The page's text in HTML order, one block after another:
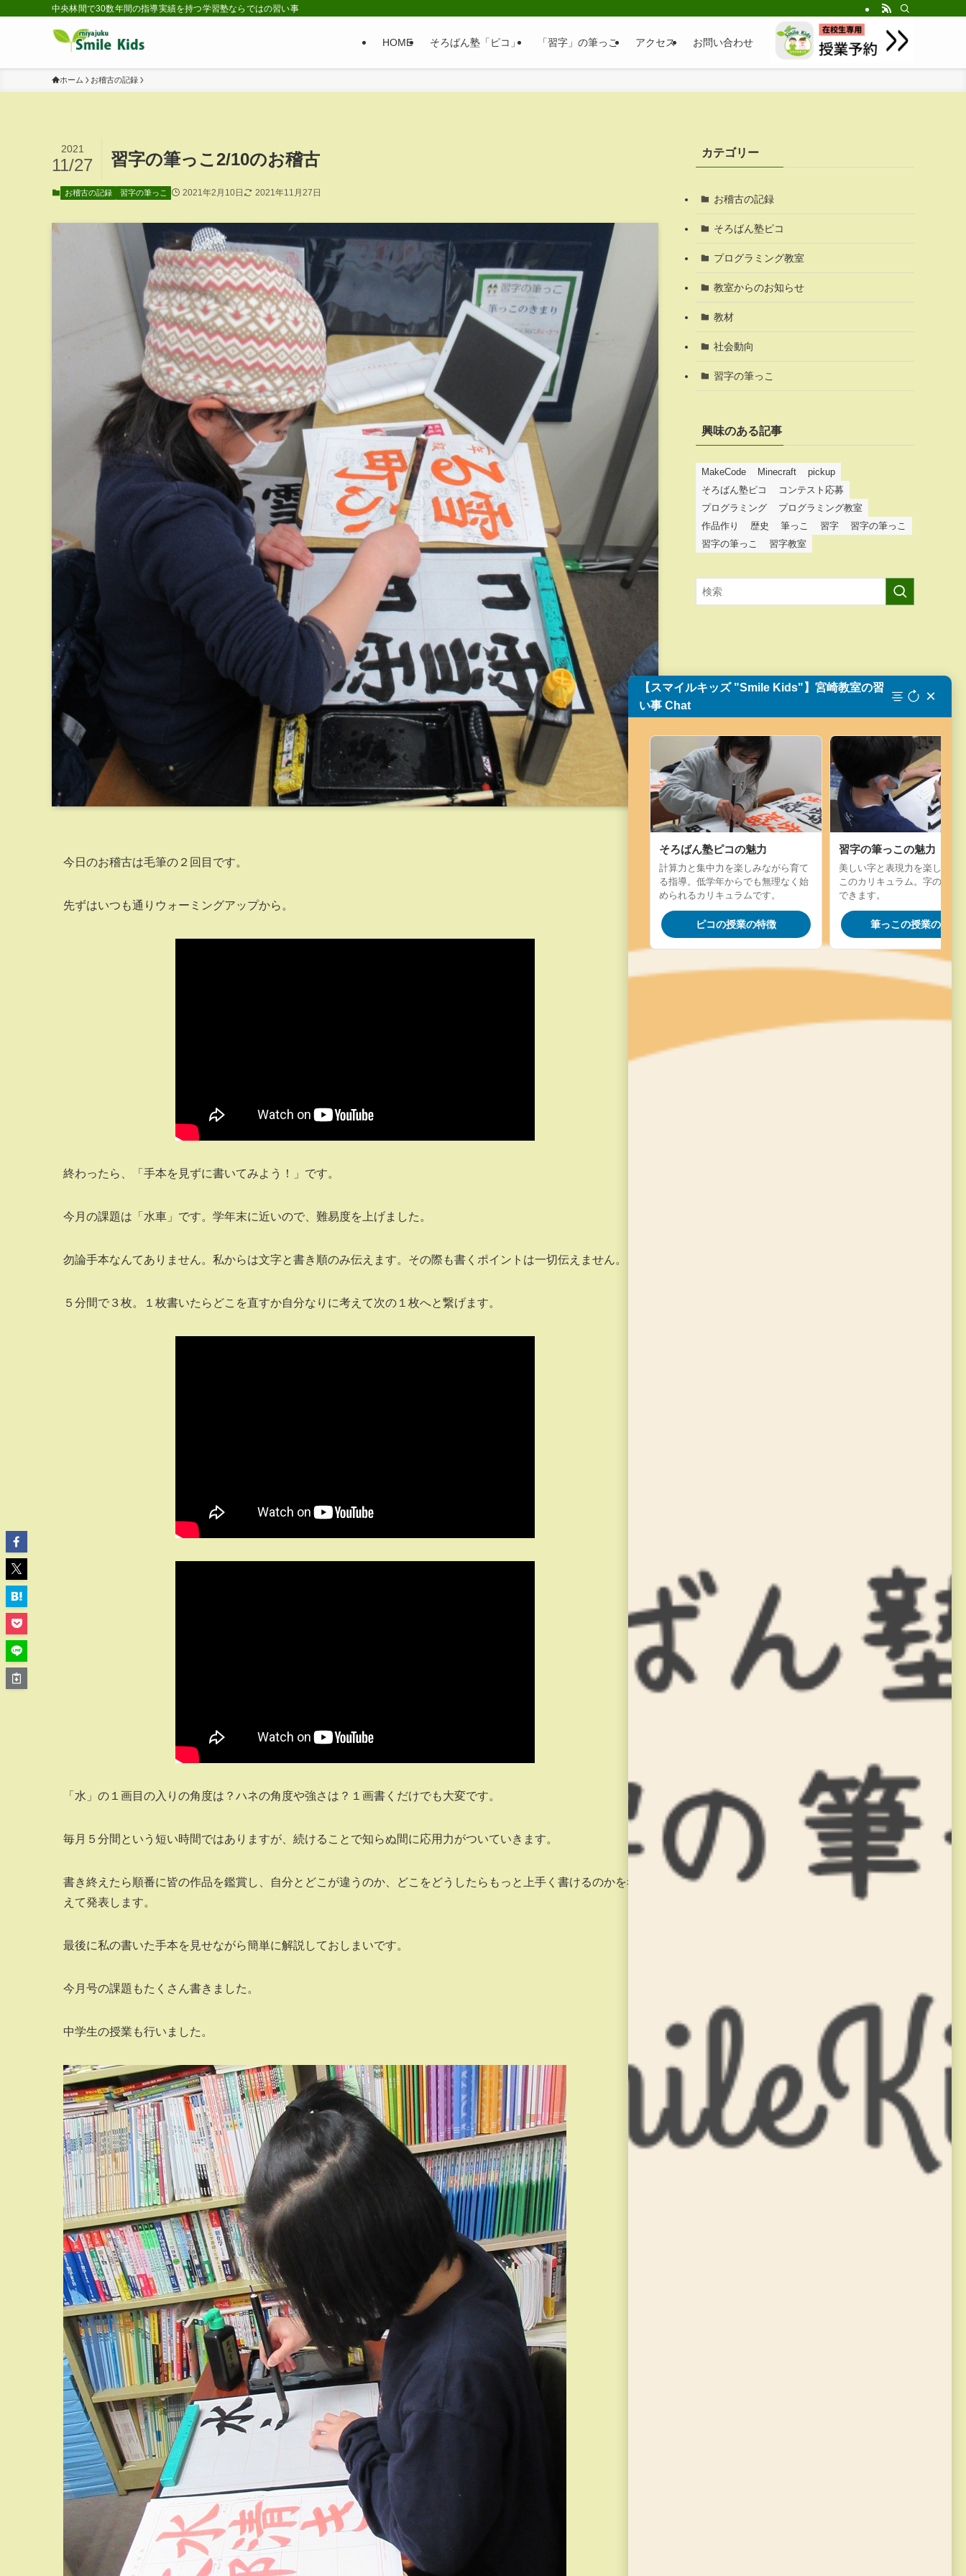
中央林間で30数年間の指導実績を持つ学習塾ならではの習い事
HOME そろばん塾「ピコ」 「習字」の筆っこ アクセス お問い合わせ
ホーム お稽古の記録
習字の筆っこ2/10のお稽古
2021
11/27
お稽古の記録 習字の筆っこ 2021年2月10日 2021年11月27日
今日のお稽古は毛筆の２回目です。
先ずはいつも通りウォーミングアップから。
終わったら、「手本を見ずに書いてみよう！」です。
今月の課題は「水車」です。学年末に近いので、難易度を上げました。
勿論手本なんてありません。私からは文字と書き順のみ伝えます。その際も書くポイントは一切伝えません。
５分間で３枚。１枚書いたらどこを直すか自分なりに考えて次の１枚へと繋げます。
「水」の１画目の入りの角度は？ハネの角度や強さは？１画書くだけでも大変です。
毎月５分間という短い時間ではありますが、続けることで知らぬ間に応用力がついていきます。
書き終えたら順番に皆の作品を鑑賞し、自分とどこが違うのか、どこをどうしたらもっと上手く書けるのかを考
えて発表します。
最後に私の書いた手本を見せながら簡単に解説しておしまいです。
今月号の課題もたくさん書きました。
中学生の授業も行いました。
カテゴリー
お稽古の記録
そろばん塾ピコ
プログラミング教室
教室からのお知らせ
教材
社会動向
習字の筆っこ
興味のある記事
MakeCode Minecraft
pickup
そろばん塾ピコ
コンテスト応募
プログラミング
プログラミング教室
作品作り
歴史 筆っこ 習字
習字の筆っこ
習字の筆っこ
習字教室
【スマイルキッズ "Smile Kids"】宮崎教室の習
い事 Chat
×
そろばん塾ピコの魅力
計算力と集中力を楽しみながら育て
る指導。低学年からでも無理なく始
められるカリキュラムです。
ピコの授業の特徴
習字の筆っこの魅力
美しい字と表現力を楽しく学
このカリキュラム。字の成長
できます。
筆っこの授業の特徴